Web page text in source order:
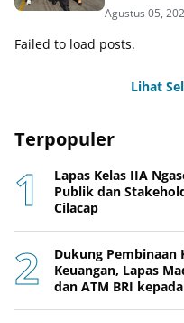
Agustus 05,
Failed to load posts.
Lihat
Terpopuler
Lapas Kelas IIA
Publik dan
Cilacap
Dukung
Keuangan, Lapas
dan ATM BRI